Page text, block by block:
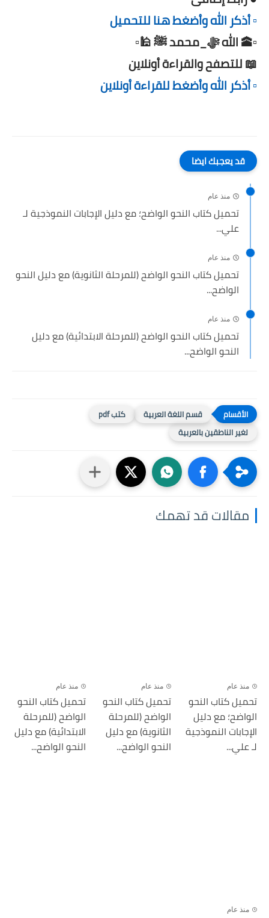
▫️ أذكر الله وأضغط هنا للتحميل
▫️🕋 الله ﷻ_محمد ﷺ 🕌▫️
📖 للتصفح والقراءة أونلاين
▫️ أذكر الله وأضغط للقراءة أونلاين
قد يعجبك ايضا
منذ عام
تحميل كتاب النحو الواضح؛ مع دليل الإجابات النموذجية لـ
علي...
منذ عام
تحميل كتاب النحو الواضح (للمرحلة الثانوية) مع دليل النحو
الواضح...
منذ عام
تحميل كتاب النحو الواضح (للمرحلة الابتدائية) مع دليل
النحو الواضح...
قسم اللغة العربية
كتب pdf
لغير الناطقين بالعربية
مقالات قد تهمك
منذ عام
تحميل كتاب النحو
الواضح؛ مع دليل
الإجابات النموذجية
لـ علي...
منذ عام
تحميل كتاب النحو
الواضح (للمرحلة
الثانوية) مع دليل
النحو الواضح...
منذ عام
تحميل كتاب النحو
الواضح (للمرحلة
الابتدائية) مع دليل
النحو الواضح...
منذ عام